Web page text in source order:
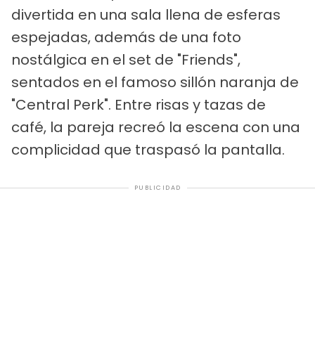
divertida en una sala llena de esferas
espejadas, además de una foto
nostálgica en el set de "Friends",
sentados en el famoso sillón naranja de
"Central Perk". Entre risas y tazas de
café, la pareja recreó la escena con una
complicidad que traspasó la pantalla.
PUBLICIDAD